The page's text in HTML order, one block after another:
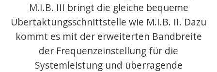
M.I.B. III bringt die gleiche bequeme
Übertaktungsschnittstelle wie M.I.B. II. Dazu
kommt es mit der erweiterten Bandbreite
der Frequenzeinstellung für die
Systemleistung und überragende